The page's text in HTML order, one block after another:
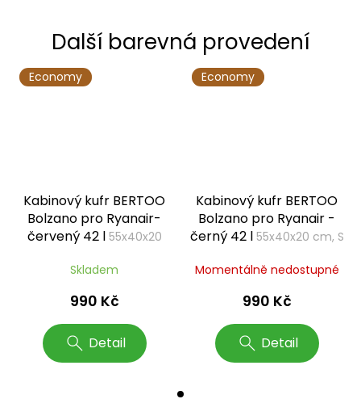
Economy
Kabinový kufr BERTOO
Bolzano pro Ryanair-
červený 42 l 55x40x20
Skladem
990 Kč
Detail
Economy
Kabinový kufr BERTOO
Bolzano pro Ryanair -
černý 42 l 55x40x20 cm, S
Momentálně nedostupné
990 Kč
Detail